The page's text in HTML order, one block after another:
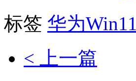
标签 华为Win11
< 上一篇